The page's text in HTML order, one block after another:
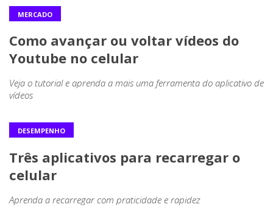
MERCADO
Como avançar ou voltar vídeos do
Youtube no celular
Veja o tutorial e aprenda a mais uma ferramenta do aplicativo de
vídeos
DESEMPENHO
Três aplicativos para recarregar o
celular
Aprenda a recarregar com praticidade e rapidez